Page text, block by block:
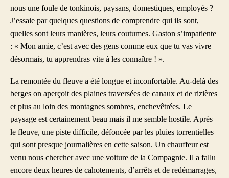
nous une foule de tonkinois, paysans, domestiques, employés ?
J’essaie par quelques questions de comprendre qui ils sont,
quelles sont leurs manières, leurs coutumes. Gaston s’impatiente
: « Mon amie, c’est avec des gens comme eux que tu vas vivre
désormais, tu apprendras vite à les connaître ! ».
La remontée du fleuve a été longue et inconfortable. Au-delà des
berges on aperçoit des plaines traversées de canaux et de rizières
et plus au loin des montagnes sombres, enchevêtrées. Le
paysage est certainement beau mais il me semble hostile. Après
le fleuve, une piste difficile, défoncée par les pluies torrentielles
qui sont presque journalières en cette saison. Un chauffeur est
venu nous chercher avec une voiture de la Compagnie. Il a fallu
encore deux heures de cahotements, d’arrêts et de redémarrages,